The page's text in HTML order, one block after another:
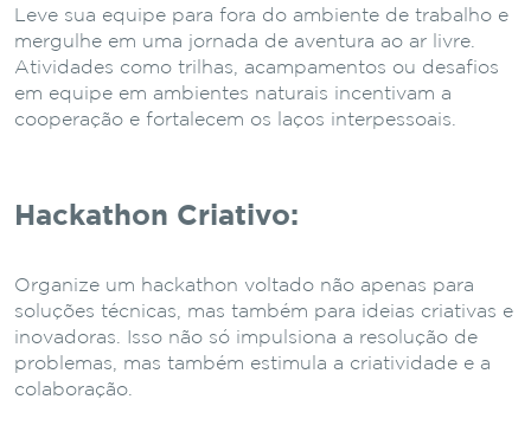
Leve sua equipe para fora do ambiente de trabalho e
mergulhe em uma jornada de aventura ao ar livre.
Atividades como trilhas, acampamentos ou desafios
em equipe em ambientes naturais incentivam a
cooperação e fortalecem os laços interpessoais.
Hackathon Criativo:
Organize um hackathon voltado não apenas para
soluções técnicas, mas também para ideias criativas e
inovadoras. Isso não só impulsiona a resolução de
problemas, mas também estimula a criatividade e a
colaboração.